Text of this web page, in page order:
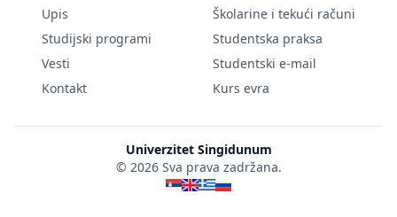
Upis
Studijski programi
Vesti
Kontakt
Školarine i tekući računi
Studentska praksa
Studentski e-mail
Kurs evra
Univerzitet Singidunum
© 2026 Sva prava zadržana.